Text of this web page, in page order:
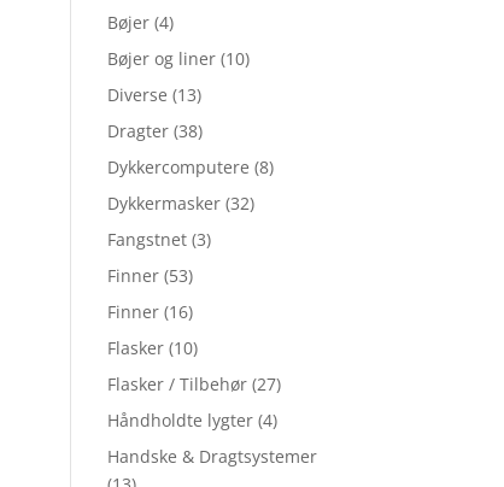
Bøjer (4)
Bøjer og liner (10)
Diverse (13)
Dragter (38)
Dykkercomputere (8)
Dykkermasker (32)
Fangstnet (3)
Finner (53)
Finner (16)
Flasker (10)
Flasker / Tilbehør (27)
Håndholdte lygter (4)
Handske & Dragtsystemer